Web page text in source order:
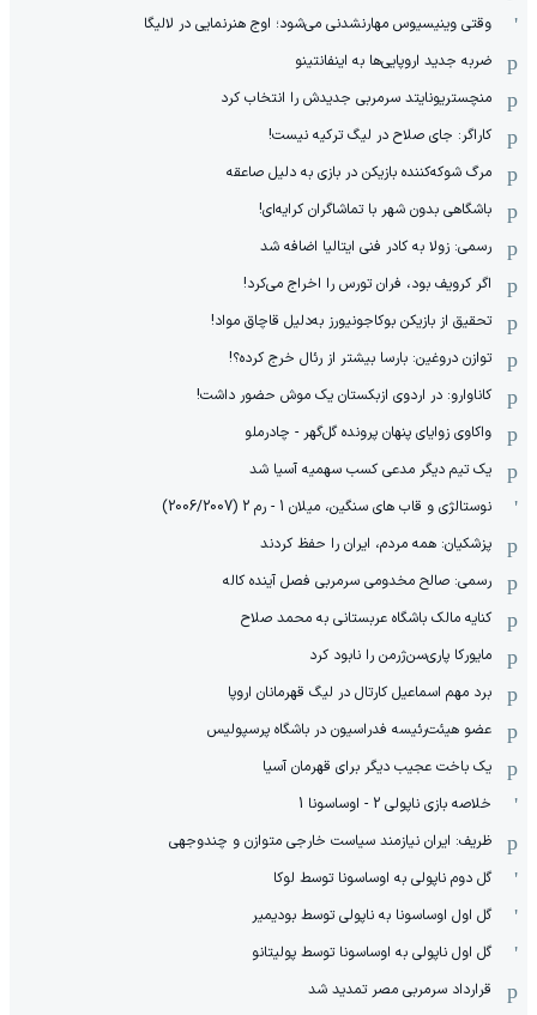
وقتی وینیسیوس مهارنشدنی می‌شود؛ اوج هنرنمایی در لالیگا
ضربه جدید اروپایی‌ها به اینفانتینو
منچستریونایتد سرمربی جدیدش را انتخاب کرد
کاراگر: جای صلاح در لیگ ترکیه نیست!
مرگ شوکه‌کننده بازیکن در بازی به دلیل صاعقه
باشگاهی بدون شهر با تماشاگران کرایه‌ای!
رسمی: زولا به کادر فنی ایتالیا اضافه شد
اگر کرویف بود، فران تورس را اخراج می‌کرد!
تحقیق از بازیکن بوکاجونیورز به‌دلیل قاچاق مواد!
توازن دروغین: بارسا بیشتر از رئال خرج کرده؟!
کاناوارو: در اردوی ازبکستان یک موش حضور داشت!
واکاوی زوایای پنهان پرونده گل‌گهر - چادرملو
یک تیم دیگر مدعی کسب سهمیه آسیا شد
نوستالژی و قاب های سنگین، میلان 1 - رم 2 (2006/2007)
پزشکیان: همه مردم، ایران را حفظ کردند
رسمی: صالح مخدومی سرمربی فصل آینده کاله
کنایه مالک باشگاه عربستانی به محمد صلاح
مایورکا پاری‌سن‌ژرمن را نابود کرد
برد مهم اسماعیل کارتال در لیگ قهرمانان اروپا
عضو هیئت‌رئیسه فدراسیون در باشگاه پرسپولیس
یک باخت عجیب دیگر برای قهرمان آسیا
خلاصه بازی ناپولی 2 - اوساسونا 1
ظریف: ایران نیازمند سیاست خارجی متوازن و چندوجهی
گل دوم ناپولی به اوساسونا توسط لوکا
گل اول اوساسونا به ناپولی توسط بودیمیر
گل اول ناپولی به اوساسونا توسط پولیتانو
قرارداد سرمربی مصر تمدید شد